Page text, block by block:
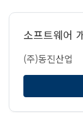
소프트웨어
(주)동진산업